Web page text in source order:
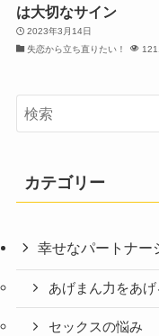
は大切なサイン
2023年3月14日
失恋から立ち直りたい！
カテゴリー
幸せなパートナー
あげまん力をあ
セックスの悩み